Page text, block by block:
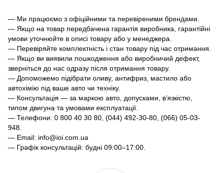
— Ми працюємо з офіційними та перевіреними брендами.
— Якщо на товар передбачена гарантія виробника, гарантійні
умови уточнюйте в описі товару або у менеджера.
— Перевіряйте комплектність і стан товару під час отримання.
— Якщо ви виявили пошкодження або виробничий дефект,
зверніться до нас одразу після отримання товару.
— Допоможемо підібрати оливу, антифриз, мастило або
автохімію під ваше авто чи техніку.
— Консультація — за маркою авто, допусками, в’язкістю,
типом двигуна та умовами експлуатації.
— Телефони: 0 800 40 30 80, (044) 492-30-80, (066) 05-03-
948.
— Email: info@ioi.com.ua
— Графік консультацій: будні 09:00–17:00.